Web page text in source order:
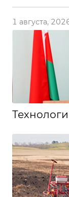
1 августа,